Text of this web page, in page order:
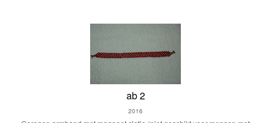
ab 2
2016